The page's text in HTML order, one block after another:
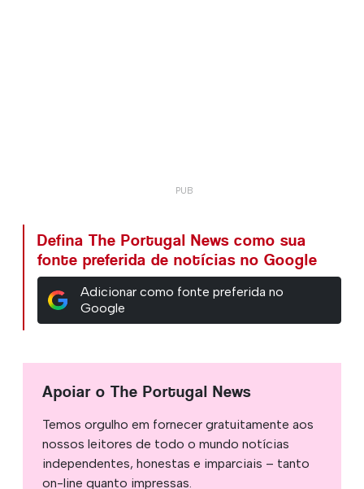
Defina The Portugal News como sua
fonte preferida de notícias no Google
Adicionar como fonte preferida no
Google
Apoiar o The Portugal News
Temos orgulho em fornecer gratuitamente aos
nossos leitores de todo o mundo notícias
independentes, honestas e imparciais – tanto
on-line quanto impressas.